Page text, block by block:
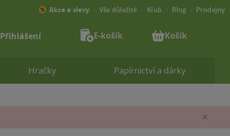
Hračky Papírnictví a dárky
Akce a slevy Vše důležité Klub Blog Prodejny
Přihlášení E-košík Košík